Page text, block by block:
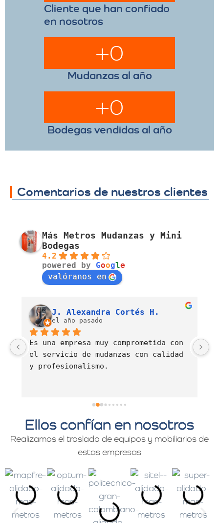
Cliente que han confiado
en nosotros
Mudanzas al año
+0
Bodegas vendidas al año
+0
Comentarios de nuestros clientes
Más Metros Mudanzas y Mini
Bodegas
4.2
powered by Google
valóranos en
J. Alexandra Cortés H.
el año pasado
Es una empresa muy comprometida con
el servicio de mudanzas con calidad
y profesionalismo.
Ellos confían en nosotros
Realizamos el traslado de equipos y mobiliarios de
estas empresas